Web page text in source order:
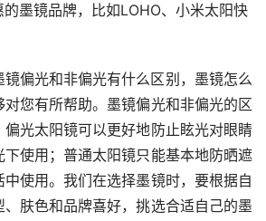
墨镜品牌，比如LOHO、小米太阳快
镜偏光和非偏光有什么区别，墨镜怎么
您有所帮助。墨镜偏光和非偏光的区
光太阳镜可以更好地防止眩光对眼睛
使用；普通太阳镜只能基本地防晒遮
使用。我们在选择墨镜时，要根据自
、肤色和品牌喜好，挑选合适自己的墨